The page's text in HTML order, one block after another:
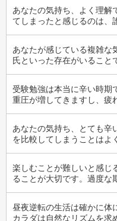
あなたの気持ち、よく理解
てしまったと感じるのは、
あなたが感じている複雑な
氏といった存在がいること
受験勉強は本当に辛い時期
重圧が増してきますし、疲
あなたの気持ち、とても辛
を比較してしまうことはよ
楽しむことが難しいと感じ
ることが大切です。過度な
昼夜逆転の生活は確かに体
カラダは自然なリズムを求